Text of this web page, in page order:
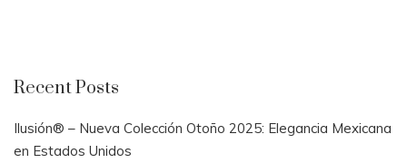
Recent Posts
Ilusión® – Nueva Colección Otoño 2025: Elegancia Mexicana
en Estados Unidos